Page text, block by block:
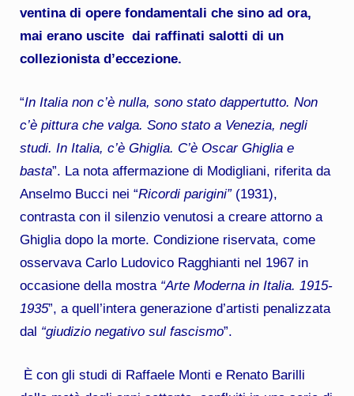
ventina di opere fondamentali che sino ad ora,
mai erano uscite dai raffinati salotti di un
collezionista d’eccezione.
“In Italia non c’è nulla, sono stato dappertutto. Non
c’è pittura che valga. Sono stato a Venezia, negli
studi. In Italia, c’è Ghiglia. C’è Oscar Ghiglia e
basta”. La nota affermazione di Modigliani, riferita da
Anselmo Bucci nei “Ricordi parigini”(1931),
contrasta con il silenzio venutosi a creare attorno a
Ghiglia dopo la morte. Condizione riservata, come
osservava Carlo Ludovico Ragghianti nel 1967 in
occasione della mostra “Arte Moderna in Italia. 1915-
1935”, a quell’intera generazione d’artisti penalizzata
dal “giudizio negativo sul fascismo”.
È con gli studi di Raffaele Monti e Renato Barilli